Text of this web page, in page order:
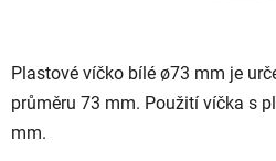
Plastové víčko bílé ø73 mm je
průměru 73 mm. Použití víčka s
mm.